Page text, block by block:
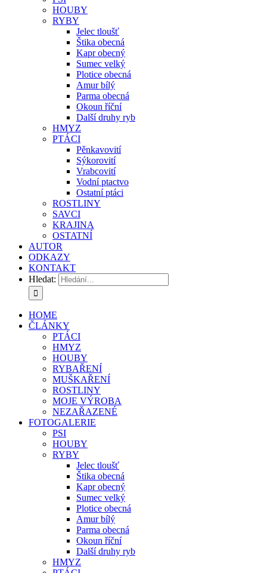
HOUBY
RYBY
Jelec tloušť
Štika obecná
Kapr obecný
Sumec velký
Plotice obecná
Amur bílý
Parma obecná
Okoun říční
Další druhy ryb
HMYZ
PTÁCI
Pěnkavovití
Sýkorovití
Vrabcovití
Vodní ptactvo
Ostatní ptáci
ROSTLINY
SAVCI
KRAJINA
OSTATNÍ
AUTOR
ODKAZY
KONTAKT
Hledat:
HOME
ČLÁNKY
PTÁCI
HMYZ
HOUBY
RYBAŘENÍ
MUŠKAŘENÍ
ROSTLINY
MOJE VÝROBA
NEZAŘAZENÉ
FOTOGALERIE
PSI
HOUBY
RYBY
Jelec tloušť
Štika obecná
Kapr obecný
Sumec velký
Plotice obecná
Amur bílý
Parma obecná
Okoun říční
Další druhy ryb
HMYZ